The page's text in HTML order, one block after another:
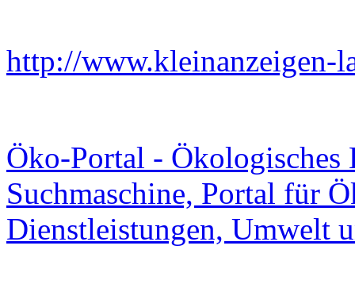
http://www.kleinanzeigen-
Öko-Portal - Ökologisches
Suchmaschine, Portal für
Dienstleistungen, Umwelt